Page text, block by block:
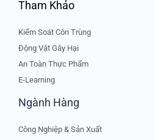
Tham Khảo
Kiểm Soát Côn Trùng
Động Vật Gây Hại
An Toàn Thực Phẩm
E-Learning
Ngành Hàng
Công Nghiệp & Sản Xuất